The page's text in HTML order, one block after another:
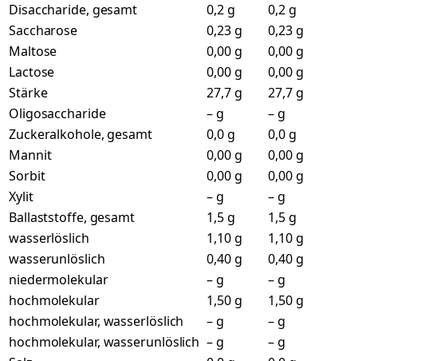
Disaccharide, gesamt
0,2 g
0,2 g
Saccharose
0,23 g
0,23 g
Maltose
0,00 g
0,00 g
Lactose
0,00 g
0,00 g
Stärke
27,7 g
27,7 g
Oligosaccharide
– g
– g
Zuckeralkohole, gesamt
0,0 g
0,0 g
Mannit
0,00 g
0,00 g
Sorbit
0,00 g
0,00 g
Xylit
– g
– g
Ballaststoffe, gesamt
1,5 g
1,5 g
wasserlöslich
1,10 g
1,10 g
wasserunlöslich
0,40 g
0,40 g
niedermolekular
– g
– g
hochmolekular
1,50 g
1,50 g
hochmolekular, wasserlöslich
– g
– g
hochmolekular, wasserunlöslich – g
– g